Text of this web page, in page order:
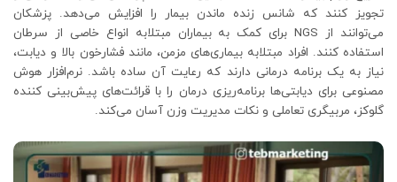
تجویز کنند که شانس زنده ماندن بیمار را افزایش می‌دهد. پزشکان
می‌توانند از NGS برای کمک به بیماران مبتلابه انواع خاصی از سرطان
استفاده کنند. افراد مبتلابه بیماری‌های مزمن، مانند فشارخون بالا و دیابت،
نیاز به یک برنامه درمانی دارند که رعایت آن ساده باشد. نرم‌افزار هوش
مصنوعی برای دیابتی‌ها برنامه‌ریزی درمان را با قرائت‌های پیش‌بینی کننده
گلوکز، مربیگری تعاملی و نکات مدیریت وزن آسان می‌کند.